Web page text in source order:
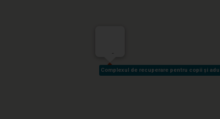
Complexul de recuperare pentru copii și
Complexul de recuperare pentru copii și
-